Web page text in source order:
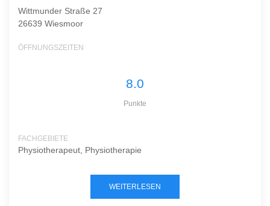
Wittmunder Straße 27
26639 Wiesmoor
ÖFFNUNGSZEITEN
8.0
Punkte
FACHGEBIETE
Physiotherapeut, Physiotherapie
WEITERLESEN